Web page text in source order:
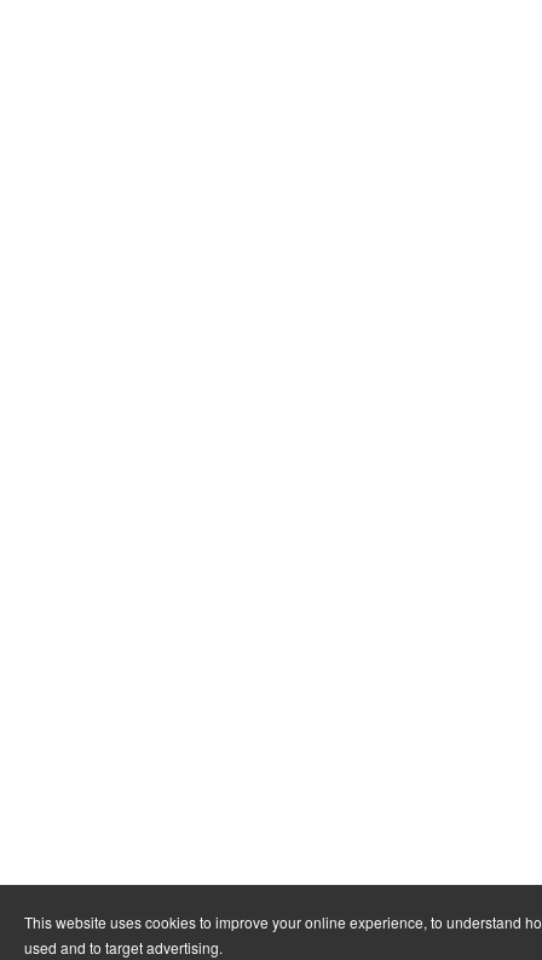
This website uses cookies to improve your online experience, to understand
used and to target advertising.